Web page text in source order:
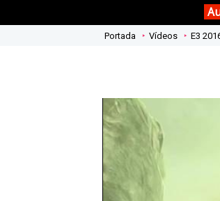
Portada Vídeos E3